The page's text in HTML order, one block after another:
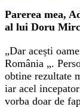
Parerea mea,
al lui Doru
„Dar acești
România „.
obtine rezultate
iar acel
vorba doar de